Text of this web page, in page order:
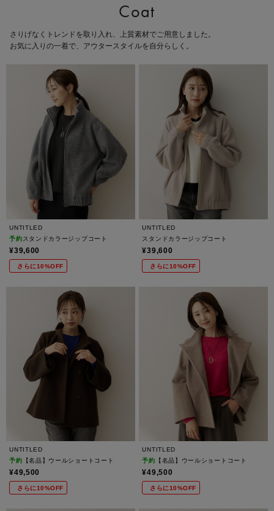
Coat
さりげなくトレンドを取り入れ、上質素材でご用意しました。
お気に入りの一着で、アウタースタイルを自分らしく。
UNTITLED
予約 スタンドカラージップコート
¥39,600
さらに10%OFF
UNTITLED
スタンドカラージップコート
¥39,600
さらに10%OFF
UNTITLED
予約 【名品】ウールショートコート
¥49,500
さらに10%OFF
UNTITLED
予約 【名品】ウールショートコート
¥49,500
さらに10%OFF